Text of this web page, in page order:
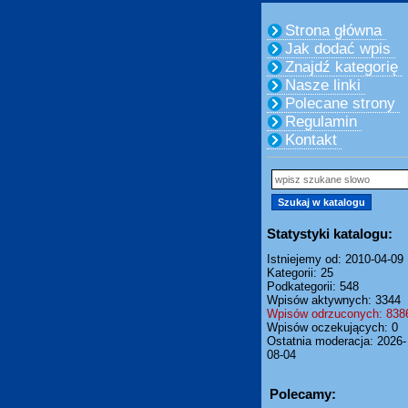
Strona główna
Jak dodać wpis
Znajdź kategorię
Nasze linki
Polecane strony
Regulamin
Kontakt
Statystyki katalogu:
Istniejemy od: 2010-04-09
Kategorii: 25
Podkategorii: 548
Wpisów aktywnych: 3344
Wpisów odrzuconych:
Wpisów oczekujących: 0
Ostatnia moderacja: 2026-
08-04
Polecamy: